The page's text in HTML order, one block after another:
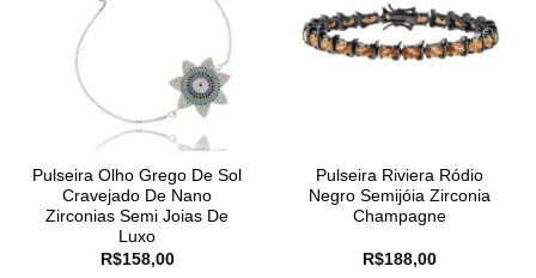
Pulseira Olho Grego De Sol
Cravejado De Nano
Zirconias Semi Joias De
Luxo
R$158,00
Pulseira Riviera Ródio
Negro Semijóia Zirconia
Champagne
R$188,00